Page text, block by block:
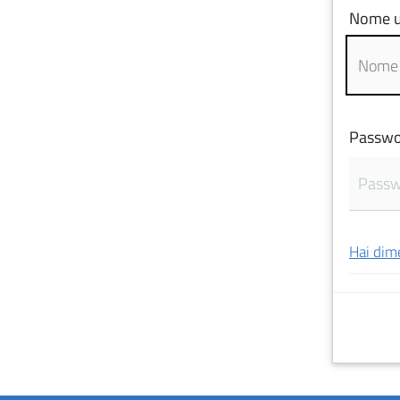
Nome
Hai